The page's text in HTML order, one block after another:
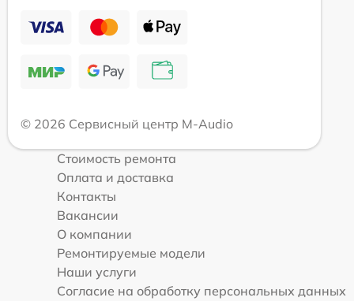
© 2026 Сервисный центр M-Audio
Стоимость ремонта
Оплата и доставка
Контакты
Вакансии
О компании
Ремонтируемые модели
Наши услуги
Согласие на обработку персональных данных